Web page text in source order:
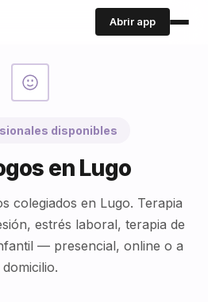
Abrir app
disponibles
en Lugo
colegiados en Lugo. Terapia
estrés laboral, terapia de
— presencial, online o a
domicilio.